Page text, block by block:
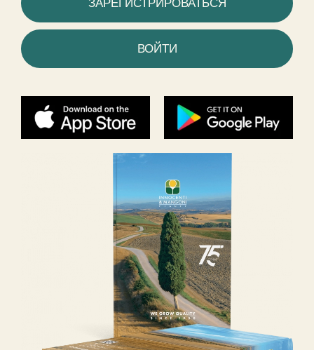
ВОЙТИ